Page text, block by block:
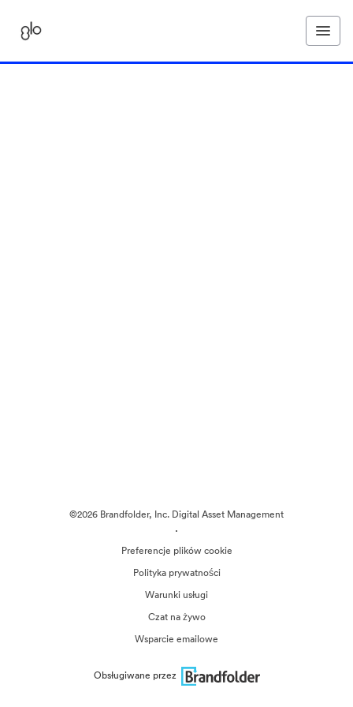
©2026 Brandfolder, Inc. Digital Asset Management
·
Preferencje plików cookie
Polityka prywatności
Warunki usługi
Czat na żywo
Wsparcie emailowe
Obsługiwane przez